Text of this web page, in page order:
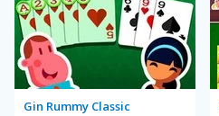
Gin Rummy Classic